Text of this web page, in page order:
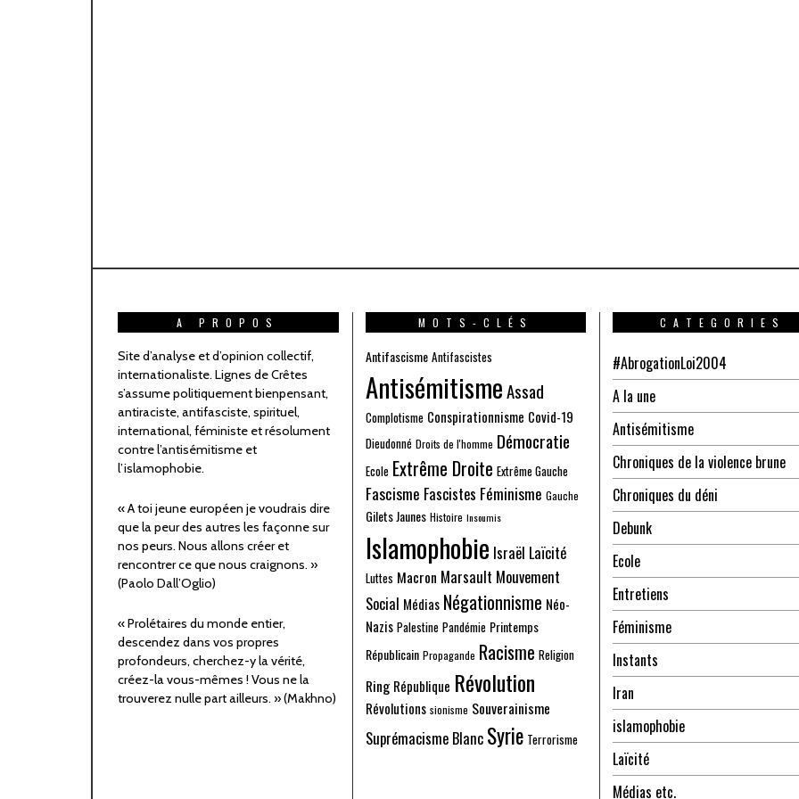
A PROPOS
Site d’analyse et d’opinion collectif,
internationaliste. Lignes de Crêtes
s’assume politiquement bienpensant,
antiraciste, antifasciste, spirituel,
international, féministe et résolument
contre l’antisémitisme et
l’islamophobie.
« A toi jeune européen je voudrais dire
que la peur des autres les façonne sur
nos peurs. Nous allons créer et
rencontrer ce que nous craignons. »
(Paolo Dall’Oglio)
« Prolétaires du monde entier,
descendez dans vos propres
profondeurs, cherchez-y la vérité,
créez-la vous-mêmes ! Vous ne la
trouverez nulle part ailleurs. » (Makhno)
MOTS-CLÉS
Antifascisme Antifascistes
AntisémitismeAssad
Complotisme Conspirationnisme Covid-19
Dieudonné Droits de l'homme Démocratie
Ecole Extrême Droite Extrême Gauche
Fascisme Fascistes Féminisme Gauche
Gilets Jaunes Histoire Insoumis
Islamophobie Israël Laïcité
Luttes Macron Marsault Mouvement
Social Médias Négationnisme Néo-
Nazis Palestine Pandémie Printemps
Républicain Propagande Racisme Religion
Ring République Révolution
Révolutions sionisme Souverainisme
Suprémacisme Blanc Syrie Terrorisme
CATEGORIES
#AbrogationLoi2004
A la une
Antisémitisme
Chroniques de la violence brune
Chroniques du déni
Debunk
Ecole
Entretiens
Féminisme
Instants
Iran
islamophobie
Laïcité
Médias etc.